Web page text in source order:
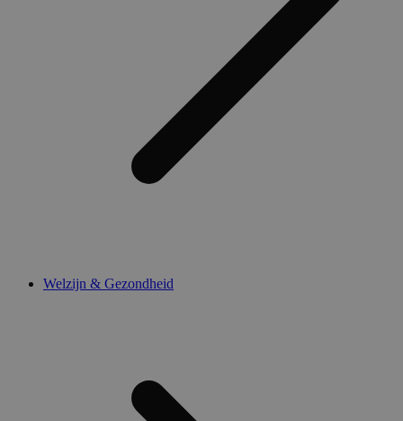
Welzijn & Gezondheid